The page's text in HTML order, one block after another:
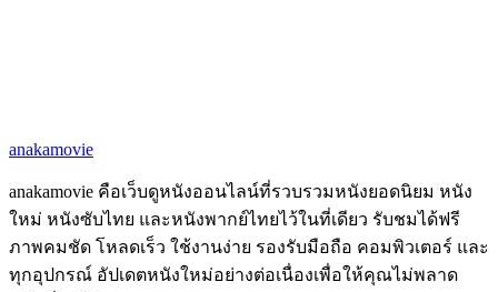
anakamovie
anakamovie คือเว็บดูหนังออนไลน์ที่รวบรวมหนังยอดนิยม หนัง
ใหม่ หนังซับไทย และหนังพากย์ไทยไว้ในที่เดียว รับชมได้ฟรี
ภาพคมชัด โหลดเร็ว ใช้งานง่าย รองรับมือถือ คอมพิวเตอร์ และ
ทุกอุปกรณ์ อัปเดตหนังใหม่อย่างต่อเนื่องเพื่อให้คุณไม่พลาด